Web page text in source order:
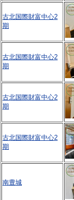
古北国際財富中心2
期
古北国際財富中心2
期
古北国際財富中心2
期
古北国際財富中心2
期
南豊城